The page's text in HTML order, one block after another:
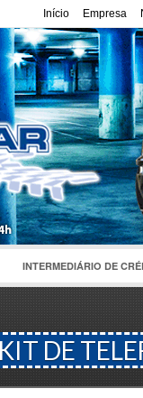
Empresa
Início
INTERMEDIÁRIO DE
KIT DE